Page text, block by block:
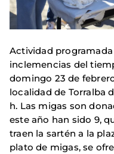
Actividad programada
inclemencias del
domingo 23 de
localidad de Torralba
h. Las migas son
este año han sido 9,
traen la sartén a la
plato de migas, se